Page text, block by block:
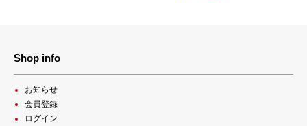
Shop info
お知らせ
会員登録
ログイン